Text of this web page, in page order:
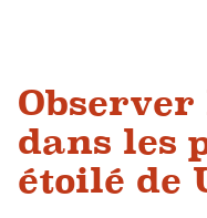
Observer
dans les
étoilé de